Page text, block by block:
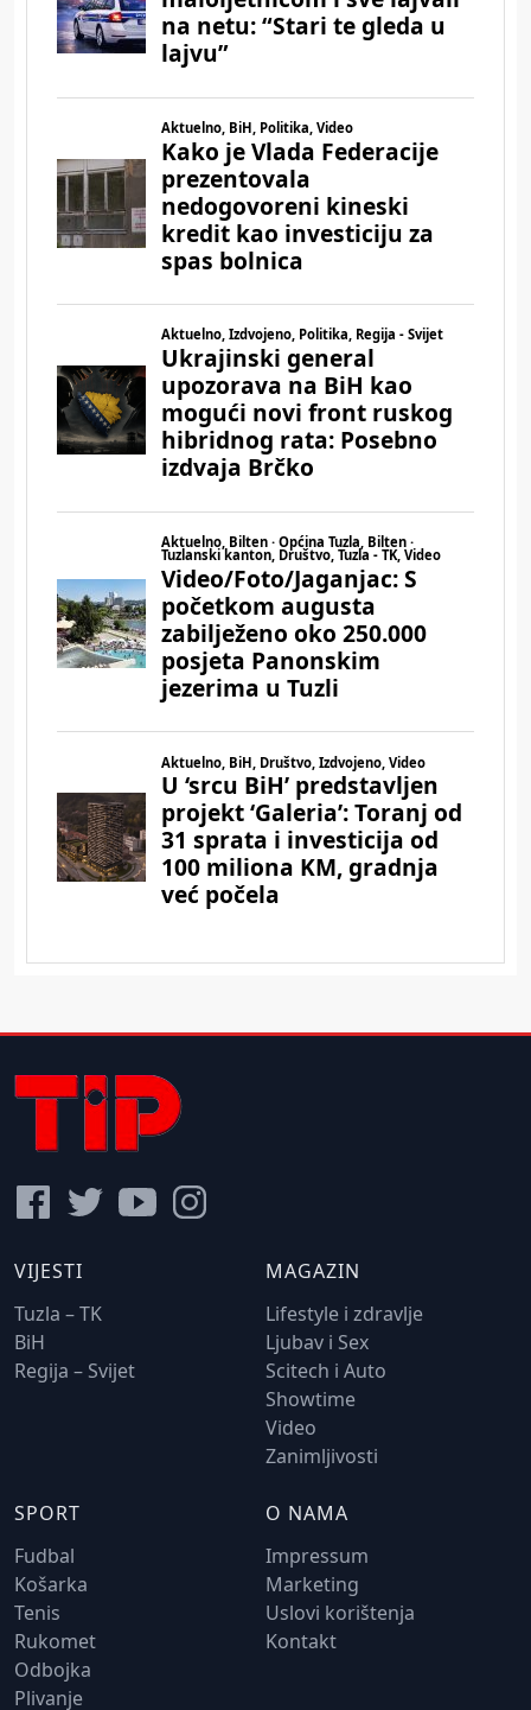
VIJESTI
Tuzla – TK
BiH
Regija – Svijet
MAGAZIN
Lifestyle i zdravlje
Ljubav i Sex
Scitech i Auto
Showtime
Video
Zanimljivosti
SPORT
Fudbal
Košarka
Tenis
Rukomet
Odbojka
Plivanje
O NAMA
Impressum
Marketing
Uslovi korištenja
Kontakt